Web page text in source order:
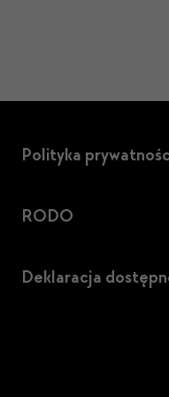
Polityka
RODO
Deklaracja